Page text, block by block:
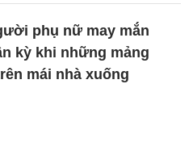
phụ nữ may mắn
kỳ khi những mảng
mái nhà xuống